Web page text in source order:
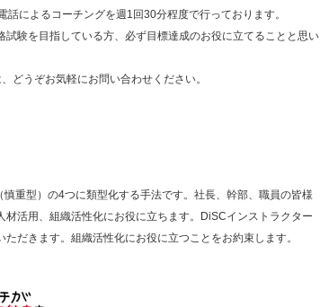
によるコーチングを週1回30分程度で行っております。
験を目指している方、必ず目標達成のお役に立てることと思い
どうぞお気軽にお問い合わせください。
重型）の4つに類型化する手法です。社長、幹部、職員の皆様
活用、組織活性化にお役に立ちます。DiSCインストラクター
だきます。組織活性化にお役に立つことをお約束します。